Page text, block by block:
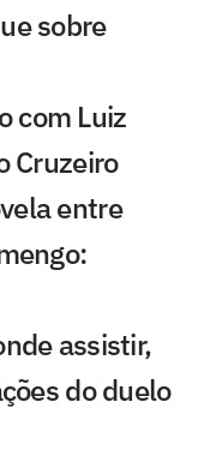
sobre
com Luiz
Cruzeiro
entre
assistir,
do duelo